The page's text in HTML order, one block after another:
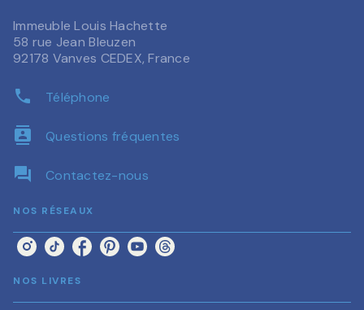
Immeuble Louis Hachette
58 rue Jean Bleuzen
92178 Vanves CEDEX, France
phone Téléphone
contacts Questions fréquentes
question_answer Contactez-nous
NOS RÉSEAUX
NOS LIVRES